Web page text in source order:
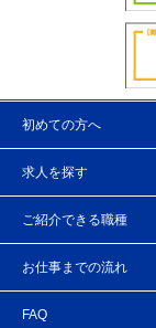
初めての方へ
求人を探す
ご紹介できる職種
お仕事までの流れ
FAQ